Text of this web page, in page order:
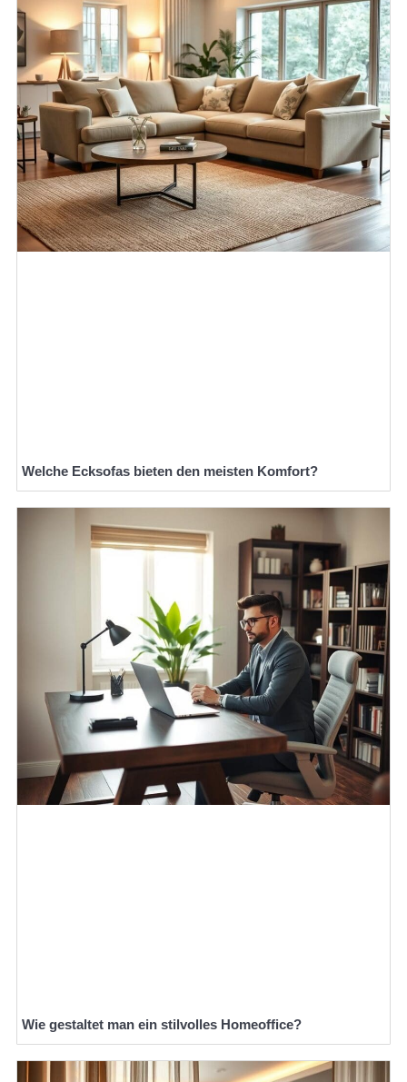
Welche Ecksofas bieten den meisten Komfort?
Wie gestaltet man ein stilvolles Homeoffice?